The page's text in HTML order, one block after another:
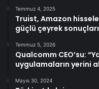
Temmuz 4, 2025
Truist, Amazon
güçlü çeyrek
Temmuz 5, 2026
Qualcomm CEO’su:
uygulamaların yerini
Mayıs 30, 2024